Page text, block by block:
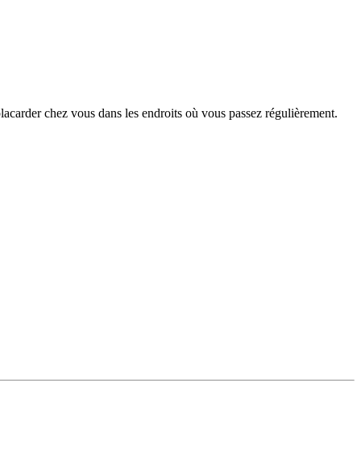
chez vous dans les endroits où vous passez régulièrement.